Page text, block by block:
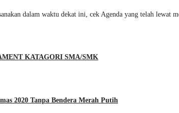
dalam waktu dekat ini, cek Agenda yang telah lewat
KATAGORI SMA/SMK
2020 Tanpa Bendera Merah Putih